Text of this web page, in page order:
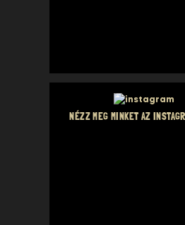
NÉZZ MEG MINKET AZ